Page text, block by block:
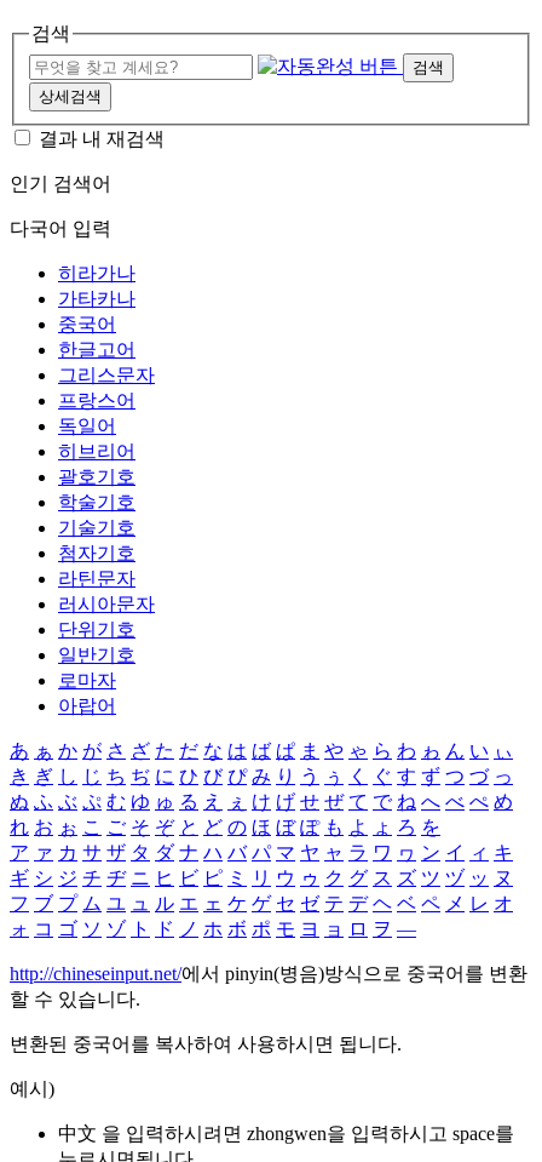
검색
검색
상세검색
결과 내 재검색
인기 검색어
다국어 입력
히라가나
가타카나
중국어
한글고어
그리스문자
프랑스어
독일어
히브리어
괄호기호
학술기호
기술기호
첨자기호
라틴문자
러시아문자
단위기호
일반기호
로마자
아랍어
あ ぁ か が さ ざ た だ な は ば ぱ ま や ゃ ら わ ゎ ん い ぃ
き ぎ し じ ち ぢ に ひ び ぴ み り う ぅ く ぐ す ず つ づ っ
ぬ ふ ぶ ぷ む ゆ ゅ る え ぇ け げ せ ぜ て で ね へ べ ぺ め
れ お ぉ こ ご そ ぞ と ど の ほ ぼ ぽ も よ ょ ろ を
ア ァ カ サ ザ タ ダ ナ ハ バ パ マ ヤ ャ ラ ワ ヮ ン イ ィ キ
ギ シ ジ チ ヂ ニ ヒ ビ ピ ミ リ ウ ゥ ク グ ス ズ ツ ヅ ッ ヌ
フ ブ プ ム ユ ュ ル エ ェ ケ ゲ セ ゼ テ デ ヘ ベ ペ メ レ オ
ォ コ ゴ ソ ゾ ト ド ノ ホ ボ ポ モ ヨ ョ ロ ヲ ―
http://chineseinput.net/에서 pinyin(병음)방식으로 중국어를 변환
할 수 있습니다.
변환된 중국어를 복사하여 사용하시면 됩니다.
예시)
中文 을 입력하시려면 zhongwen을 입력하시고 space를